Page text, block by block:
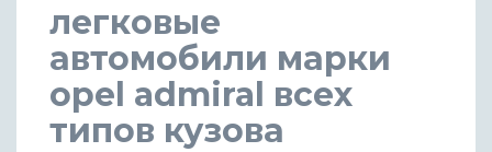
легковые
автомобили марки
opel admiral всех
типов кузова